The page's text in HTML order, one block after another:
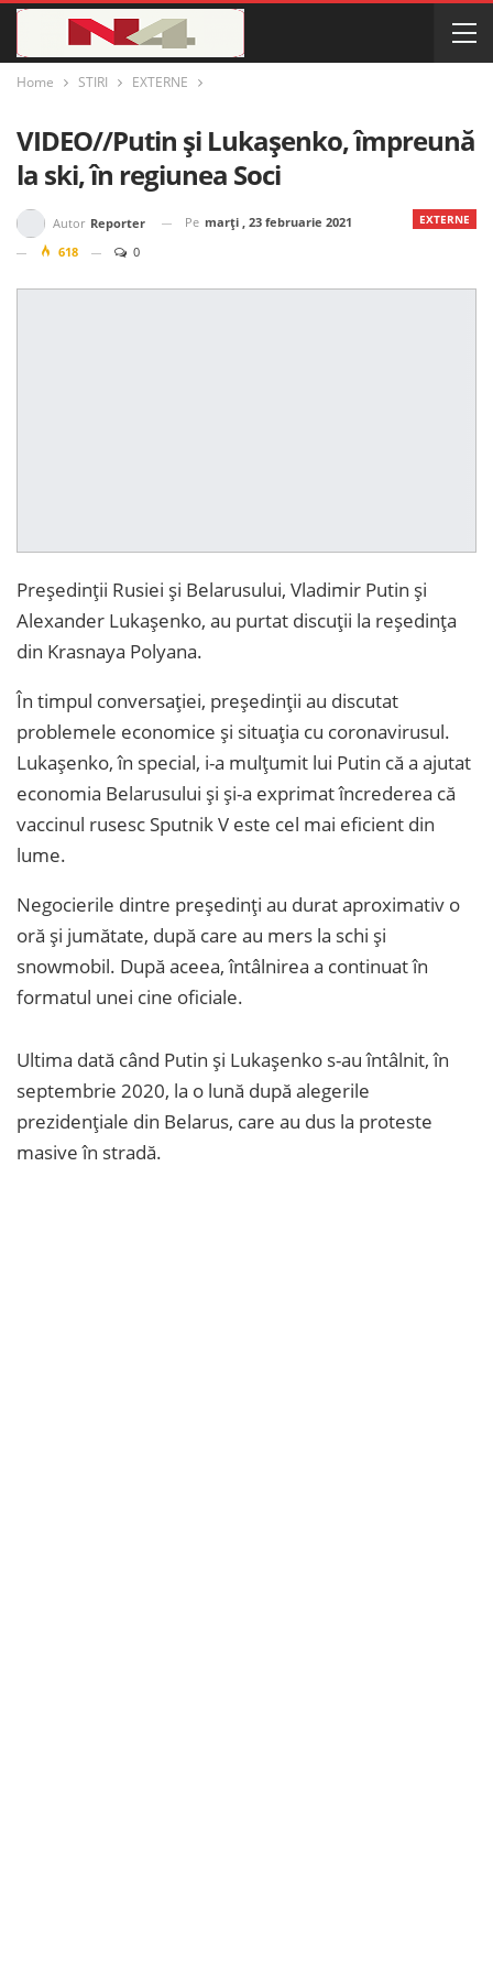
Home STIRI EXTERNE
VIDEO//Putin și Lukașenko, împreună
la ski, în regiunea Soci
EXTERNE
Autor Reporter Pe marți , 23 februarie 2021
618
0
Președinții Rusiei și Belarusului, Vladimir Putin și
Alexander Lukașenko, au purtat discuții la reședința
din Krasnaya Polyana.
În timpul conversației, președinții au discutat
problemele economice și situația cu coronavirusul.
Lukașenko, în special, i-a mulțumit lui Putin că a ajutat
economia Belarusului și și-a exprimat încrederea că
vaccinul rusesc Sputnik V este cel mai eficient din
lume.
Negocierile dintre președinți au durat aproximativ o
oră și jumătate, după care au mers la schi și
snowmobil. După aceea, întâlnirea a continuat în
formatul unei cine oficiale.
Ultima dată când Putin și Lukașenko s-au întâlnit, în
septembrie 2020, la o lună după alegerile
prezidențiale din Belarus, care au dus la proteste
masive în stradă.